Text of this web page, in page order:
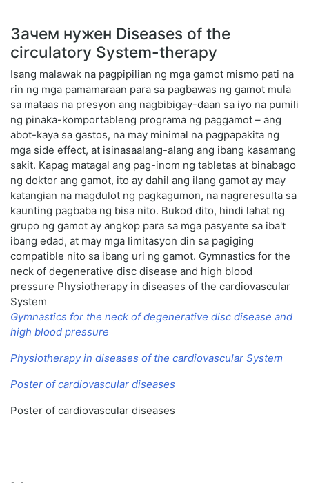
Зачем нужен Diseases of the
circulatory System-therapy
Isang malawak na pagpipilian ng mga gamot mismo pati na
rin ng mga pamamaraan para sa pagbawas ng gamot mula
sa mataas na presyon ang nagbibigay-daan sa iyo na pumili
ng pinaka-komportableng programa ng paggamot – ang
abot-kaya sa gastos, na may minimal na pagpapakita ng
mga side effect, at isinasaalang-alang ang ibang kasamang
sakit. Kapag matagal ang pag-inom ng tabletas at binabago
ng doktor ang gamot, ito ay dahil ang ilang gamot ay may
katangian na magdulot ng pagkagumon, na nagreresulta sa
kaunting pagbaba ng bisa nito. Bukod dito, hindi lahat ng
grupo ng gamot ay angkop para sa mga pasyente sa iba't
ibang edad, at may mga limitasyon din sa pagiging
compatible nito sa ibang uri ng gamot. Gymnastics for the
neck of degenerative disc disease and high blood
pressure Physiotherapy in diseases of the cardiovascular
System
Gymnastics for the neck of degenerative disc disease and
high blood pressure
Physiotherapy in diseases of the cardiovascular System
Poster of cardiovascular diseases
Poster of cardiovascular diseases